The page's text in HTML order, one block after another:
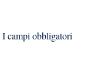
I campi obbligatori